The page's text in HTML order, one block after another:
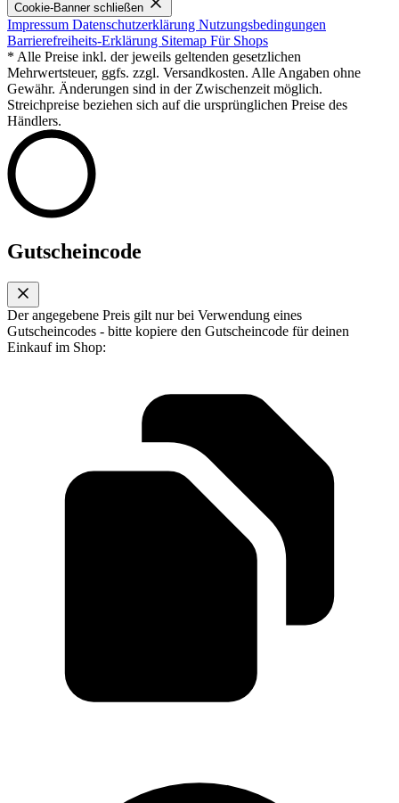
Cookie-Banner schließen
Impressum Datenschutzerklärung Nutzungsbedingungen
Barrierefreiheits-Erklärung Sitemap Für Shops
* Alle Preise inkl. der jeweils geltenden gesetzlichen
Mehrwertsteuer, ggfs. zzgl. Versandkosten. Alle Angaben ohne
Gewähr. Änderungen sind in der Zwischenzeit möglich.
Streichpreise beziehen sich auf die ursprünglichen Preise des
Händlers.
Gutscheincode
Der angegebene Preis gilt nur bei Verwendung eines
Gutscheincodes - bitte kopiere den Gutscheincode für deinen
Einkauf im Shop: